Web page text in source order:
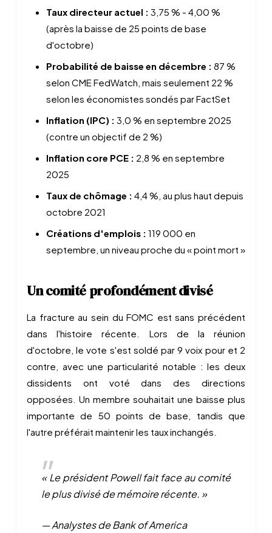
Taux directeur actuel : 3,75 % - 4,00 %
(après la baisse de 25 points de base
d'octobre)
Probabilité de baisse en décembre : 87 %
selon CME FedWatch, mais seulement 22 %
selon les économistes sondés par FactSet
Inflation (IPC) : 3,0 % en septembre 2025
(contre un objectif de 2 %)
Inflation core PCE : 2,8 % en septembre
2025
Taux de chômage : 4,4 %, au plus haut depuis
octobre 2021
Créations d'emplois : 119 000 en
septembre, un niveau proche du « point mort »
Un comité profondément divisé
La fracture au sein du FOMC est sans précédent
dans l'histoire récente. Lors de la réunion
d'octobre, le vote s'est soldé par 9 voix pour et 2
contre, avec une particularité notable : les deux
dissidents ont voté dans des directions
opposées. Un membre souhaitait une baisse plus
importante de 50 points de base, tandis que
l'autre préférait maintenir les taux inchangés.
« Le président Powell fait face au comité
le plus divisé de mémoire récente. »
— Analystes de Bank of America